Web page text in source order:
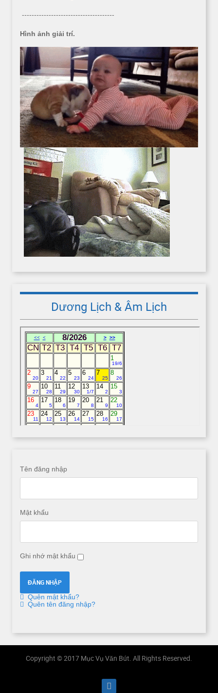
--------------------------------------
Hình ảnh giải trí.
Dương Lịch & Âm Lịch
Tên đăng nhập
Mật khẩu
Ghi nhớ mật khẩu
Quên mật khẩu?
Quên tên đăng nhập?
Copyright © 2017 Mục Vụ Văn Bút. All Rights Reserved.